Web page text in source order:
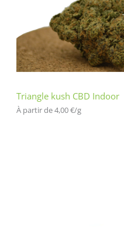
Triangle kush CBD Indoor
À partir de 4,00€/g